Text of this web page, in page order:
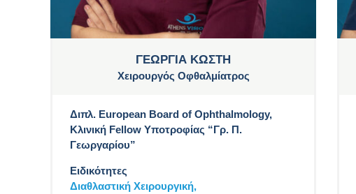
ΓΕΩΡΓΙΑ ΚΩΣΤΗ
Χειρουργός Οφθαλμίατρος
Διπλ. European Board of Ophthalmology,
Κλινική Fellow Υποτροφίας “Γρ. Π.
Γεωργαρίου”
Ειδικότητες
Διαθλαστική Χειρουργική,